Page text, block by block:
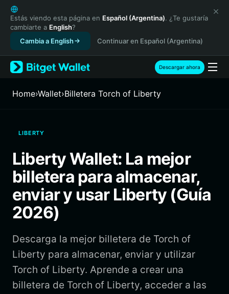
English
日本語
Tiếng Việt
Русский
Español (Latinoamérica)
Türkçe
Français
繁體中文
Bahasa Indonesia
ภาษาไทย
Español
Português (Brasil)
Estás viendo esta página en Español (Argentina). ¿Te gustaría
cambiarte a English?
Cambia a English
Continuar en Español (Argentina)
Descargar ahora
Home›Wallet›Billetera Torch of Liberty
LIBERTY
Liberty Wallet: La mejor
billetera para almacenar,
enviar y usar Liberty (Guía
2026)
Descarga la mejor billetera de Torch of
Liberty para almacenar, enviar y utilizar
Torch of Liberty. Aprende a crear una
billetera de Torch of Liberty, acceder a las